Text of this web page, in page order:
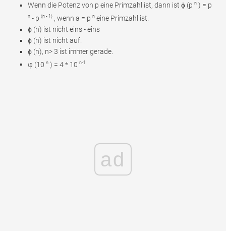
Wenn die Potenz von p eine Primzahl ist, dann ist ϕ (p n ) = p
n - p (n - 1) , wenn a = p n eine Primzahl ist.
ϕ (n) ist nicht eins - eins
ϕ (n) ist nicht auf.
ϕ (n), n> 3 ist immer gerade.
φ (10 n ) = 4 * 10 n-1
ad